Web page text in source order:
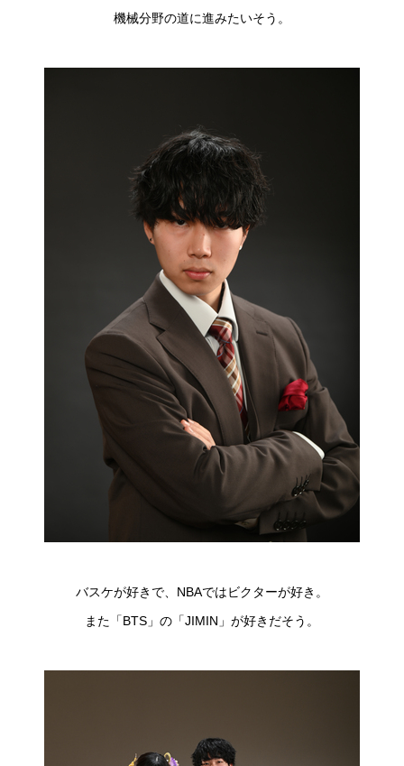
機械分野の道に進みたいそう。
バスケが好きで、NBAではビクターが好き。
また「BTS」の「JIMIN」が好きだそう。